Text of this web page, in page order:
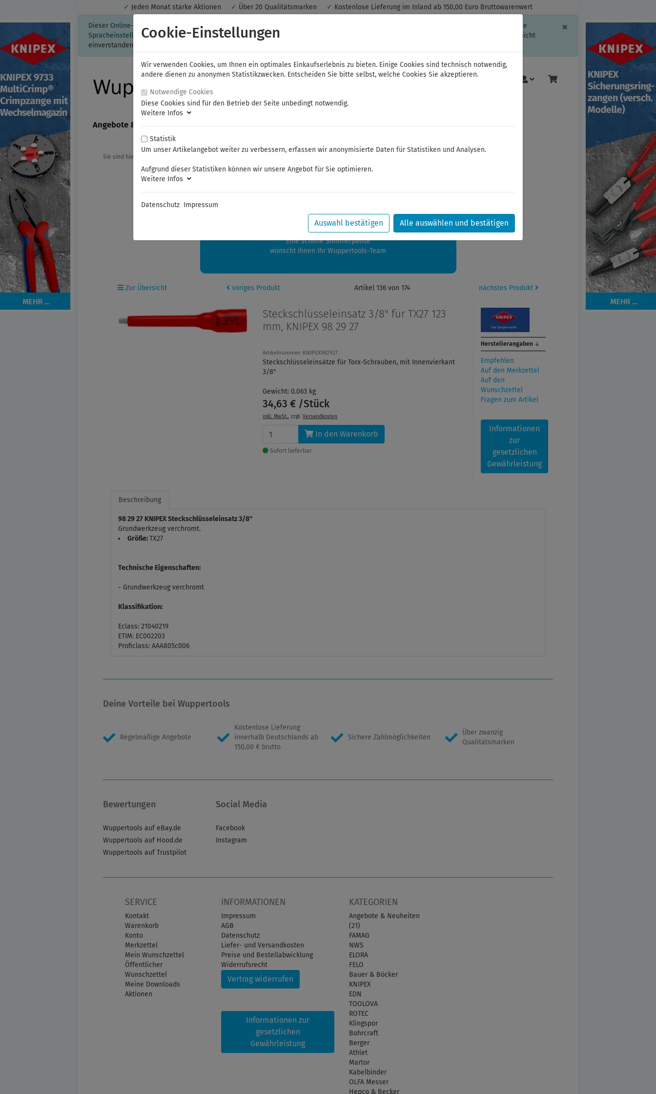
✓ Jeden Monat starke Aktionen ✓ Über 20 Qualitätsmarken ✓ Kostenlose Lieferung im Inland ab 150,00 Euro Bruttowarenwert
× Schließen
Dieser Online-Shop verwendet Cookies für ein optimales Einkaufserlebnis. Dabei werden beispielsweise die Session-Informationen oder die
Spracheinstellung auf Ihrem Rechner gespeichert. Ohne Cookies ist der Funktionsumfang des Online-Shops eingeschränkt.
Sind Sie damit nicht
einverstanden, klicken Sie bitte hier.
Angebote & Neuheiten FAMAG NWS ELORA FELO Bauer & Böcker Mehr
Sie sind hier:
Sommerferien
zwischen 28.07.2026 und 21.08.2026 machen auch wir Urlaub.
Ihre Bestellungen in diesem Zeitraum werden ab dem 24.08.2026 verschickt.
Eine schöne Sommerpause
wünscht Ihnen Ihr Wuppertools-Team
Zur Übersicht voriges Produkt Artikel 136 von 174 nächstes Produkt
Steckschlüsseleinsatz 3/8" für TX27 123
mm, KNIPEX 98 29 27
Artikelnummer: KNIPEX982927
Steckschlüsseleinsätze für Torx-Schrauben, mit Innenvierkant
3/8"
Gewicht: 0.063 kg
34,63 € /Stück
inkl. MwSt., zzgl.Versandkosten
In den Warenkorb
Sofort lieferbar
Herstellerangaben ↓
Empfehlen
Auf den Merkzettel
Auf den
Wunschzettel
Fragen zum Artikel
Informationen
zur
gesetzlichen
Gewährleistung
Beschreibung
98 29 27 KNIPEX Steckschlüsseleinsatz 3/8"
Grundwerkzeug verchromt.
Größe:TX27
Technische Eigenschaften:
- Grundwerkzeug verchromt
Klassifikation:
Eclass: 21040219
ETIM: EC002203
Proficlass: AAA805c006
Deine Vorteile bei Wuppertools
Regelmäßige Angebote
Kostenlose Lieferung
innerhalb Deutschlands ab
150,00 € brutto
Sichere Zahlmöglichkeiten
Über zwanzig
Qualitätsmarken
Bewertungen
Wuppertools auf eBay.de
Wuppertools auf Hood.de
Wuppertools auf Trustpilot
Social Media
Facebook
Instagram
SERVICE
Kontakt
Warenkorb
Konto
Merkzettel
Mein Wunschzettel
Öffentlicher
Wunschzettel
Meine Downloads
Aktionen
INFORMATIONEN
Impressum
AGB
Datenschutz
Liefer- und Versandkosten
Preise und Bestellabwicklung
Widerrufsrecht
Vertrag widerrufen
Informationen zur
gesetzlichen
Gewährleistung
KATEGORIEN
Angebote & Neuheiten
(21)
FAMAG
NWS
ELORA
FELO
Bauer & Böcker
KNIPEX
EDN
TOOLOVA
ROTEC
Klingspor
Bohrcraft
Berger
Athlet
Martor
Kabelbinder
OLFA Messer
Hepco & Becker
Cookie-Einstellungen
Wir verwenden Cookies, um Ihnen ein optimales Einkaufserlebnis zu bieten. Einige Cookies sind technisch notwendig,
andere dienen zu anonymen Statistikzwecken. Entscheiden Sie bitte selbst, welche Cookies Sie akzeptieren.
Notwendige Cookies
Diese Cookies sind für den Betrieb der Seite unbedingt notwendig.
Weitere Infos
Statistik
Um unser Artikelangebot weiter zu verbessern, erfassen wir anonymisierte Daten für Statistiken und Analysen.
Aufgrund dieser Statistiken können wir unsere Angebot für Sie optimieren.
Weitere Infos
Datenschutz Impressum
Auswahl bestätigen Alle auswählen und bestätigen